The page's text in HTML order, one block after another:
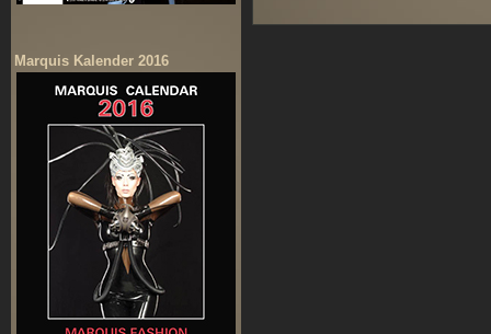
Marquis Kalender 2016